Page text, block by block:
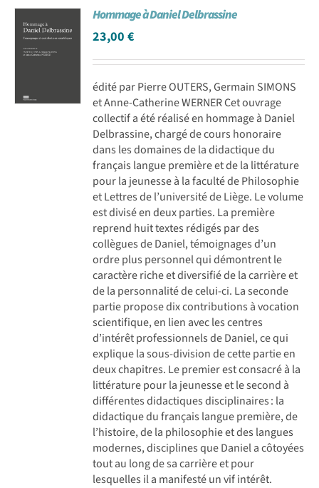
Achat en ligne
Panier WooCommerce
Hommage à Daniel Delbrassine
23,00€
édité par Pierre OUTERS, Germain SIMONS
et Anne-Catherine WERNER Cet ouvrage
collectif a été réalisé en hommage à Daniel
Delbrassine, chargé de cours honoraire
dans les domaines de la didactique du
français langue première et de la littérature
pour la jeunesse à la faculté de Philosophie
et Lettres de l’université de Liège. Le volume
est divisé en deux parties. La première
reprend huit textes rédigés par des
collègues de Daniel, témoignages d’un
ordre plus personnel qui démontrent le
caractère riche et diversifié de la carrière et
de la personnalité de celui-ci. La seconde
partie propose dix contributions à vocation
scientifique, en lien avec les centres
d’intérêt professionnels de Daniel, ce qui
explique la sous-division de cette partie en
deux chapitres. Le premier est consacré à la
littérature pour la jeunesse et le second à
différentes didactiques disciplinaires : la
didactique du français langue première, de
l’histoire, de la philosophie et des langues
modernes, disciplines que Daniel a côtoyées
tout au long de sa carrière et pour
lesquelles il a manifesté un vif intérêt.